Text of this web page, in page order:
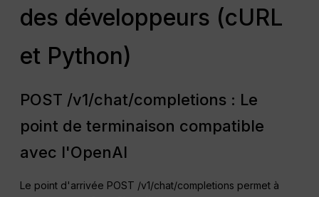
des développeurs (cURL
et Python)
POST /v1/chat/completions : Le
point de terminaison compatible
avec l'OpenAI
Le point d'arrivée POST /v1/chat/completions permet à